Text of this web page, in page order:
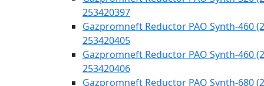
253420397
Gazpromneft Reductor PAO Synth-460
253420405
Gazpromneft Reductor PAO Synth-460
253420406
Gazpromneft Reductor PAO Synth-680